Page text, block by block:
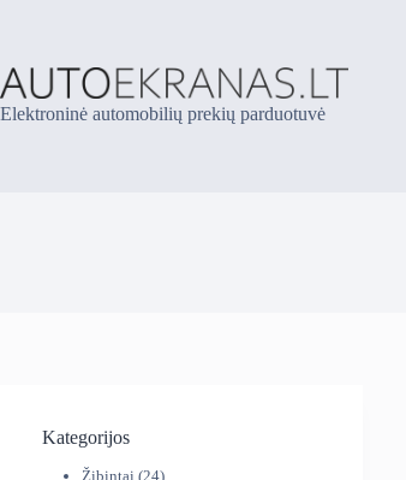
Elektroninė automobilių prekių parduotuvė
Kategorijos
Žibintai 2424